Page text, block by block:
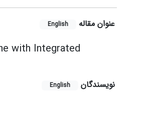
عنوان مقاله English
with Integrated
نویسندگان English